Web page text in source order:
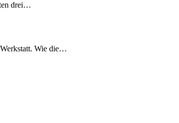
drei…
Wie die…